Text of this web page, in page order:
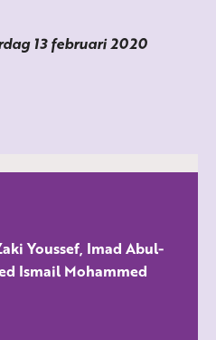
13 februari 2020
Youssef, Imad Abul-
Ismail Mohammed